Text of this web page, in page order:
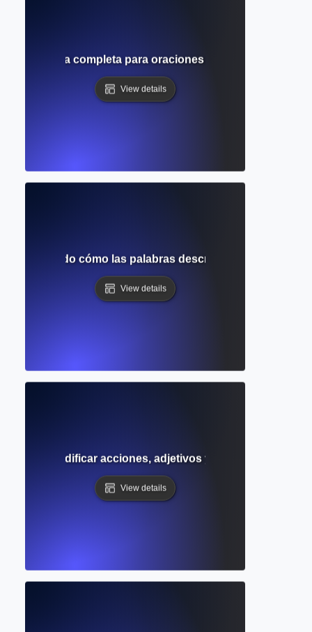
activa? Guía completa para oraciones claras, directas y
View details
Entendiendo cómo las palabras descriptivas añaden
View details
a modificar acciones, adjetivos y otros adverbios
View details